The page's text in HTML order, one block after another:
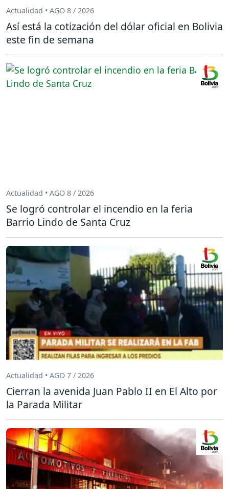
Actualidad • AGO 8 / 2026
Así está la cotización del dólar oficial en Bolivia
este fin de semana
Actualidad • AGO 8 / 2026
Se logró controlar el incendio en la feria
Barrio Lindo de Santa Cruz
Actualidad • AGO 7 / 2026
Cierran la avenida Juan Pablo II en El Alto por
la Parada Militar